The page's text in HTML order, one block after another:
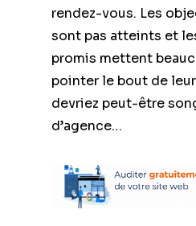
rendez-vous. Les
sont pas atteints et
promis mettent
pointer le bout de leur
devriez peut-être
d’agence…